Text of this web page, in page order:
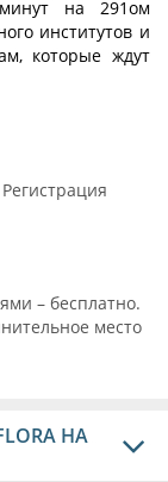
на 291ом
институтов и
которые ждут
– бесплатно.
место
НА